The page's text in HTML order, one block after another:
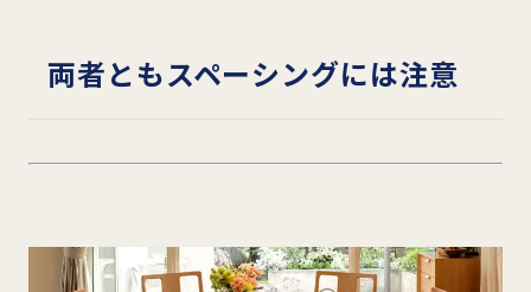
両者ともスペーシングには注意